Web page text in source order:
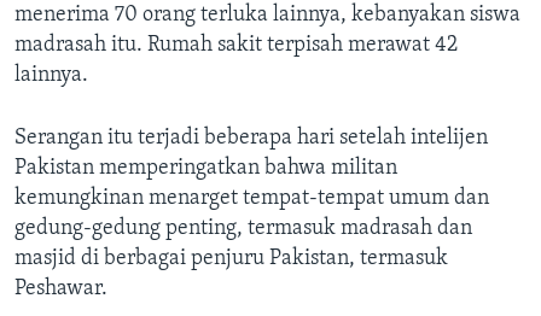
menerima 70 orang terluka lainnya, kebanyakan siswa
madrasah itu. Rumah sakit terpisah merawat 42
lainnya.
Serangan itu terjadi beberapa hari setelah intelijen
Pakistan memperingatkan bahwa militan
kemungkinan menarget tempat-tempat umum dan
gedung-gedung penting, termasuk madrasah dan
masjid di berbagai penjuru Pakistan, termasuk
Peshawar.